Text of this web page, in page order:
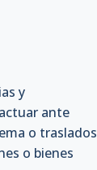
y
ante
o traslados
o bienes